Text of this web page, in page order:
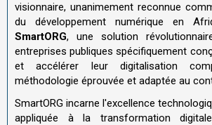
visionnaire, unanimement reconnue
du développement numérique en
SmartORG, une solution
entreprises publiques spécifiquement
et accélérer leur digitalisation
méthodologie éprouvée et adaptée au
SmartORG incarne l'excellence
appliquée à la transformation